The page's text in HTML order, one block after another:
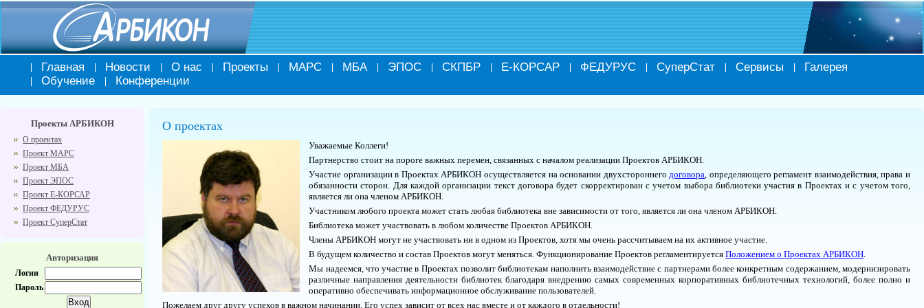
Главная Новости О нас Проекты МАРС МБА ЭПОС СКПБР Е-КОРСАР ФЕДУРУС СуперСтат Сервисы
Галерея
Обучение
Конференции
Проекты АРБИКОН
О проектах
Проект МАРС
Проект МБА
Проект ЭПОС
Проект Е-КОРСАР
Проект ФЕДУРУС
Проект СуперСтат
Авторизация
Логин
Пароль
О проектах
Уважаемые Коллеги!
Партнерство стоит на пороге важных перемен, связанных с началом реализации Проектов АРБИКОН.
Участие организации в Проектах АРБИКОН осуществляется на основании двухстороннего договора , определяющего регламент взаимодействия, права и
обязанности сторон. Для каждой организации текст договора будет скорректирован с учетом выбора библиотеки участия в Проектах и с учетом того,
является ли она членом АРБИКОН.
Участником любого проекта может стать любая библиотека вне зависимости от того, является ли она членом АРБИКОН.
Библиотека может участвовать в любом количестве Проектов АРБИКОН.
Члены АРБИКОН могут не участвовать ни в одном из Проектов, хотя мы очень рассчитываем на их активное участие.
В будущем количество и состав Проектов могут меняться. Функционирование Проектов регламентируетсяПоложением о Проектах АРБИКОН
Мы надеемся, что участие в Проектах позволит библиотекам наполнить взаимодействие с партнерами более конкретным содержанием, модернизировать
различные направления деятельности библиотек благодаря внедрению самых современных корпоративных библиотечных технологий, более полно и
оперативно обеспечивать информационное обслуживание пользователей.
Пожелаем друг другу успехов в важном начинании. Его успех зависит от всех нас вместе и от каждого в отдельности!